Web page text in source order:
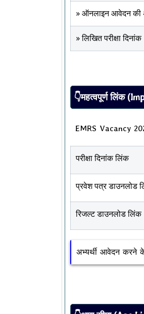
» ऑनलाइन आवेदन की
» लिखित परीक्षा दिनांक
👇महत्वपूर्ण लिंक
EMRS Vacancy
परीक्षा दिनांक लिंक
प्रवेश पत्र डाउनलोड
रिजल्ट डाउनलोड लिंक
अभ्यर्थी आवेदन करने